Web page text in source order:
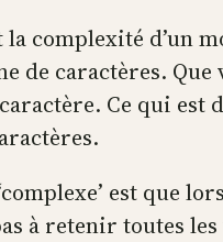
complexité d’un
de caractères.
Ce qui est
‘complexe’ est
à retenir toutes